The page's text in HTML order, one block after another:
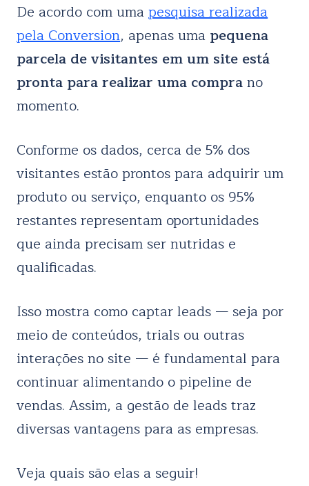
De acordo com umapesquisa realizada
pela Conversion, apenas uma pequena
parcela de visitantes em um site está
pronta para realizar uma comprano
momento.
Conforme os dados, cerca de 5% dos
visitantes estão prontos para adquirir um
produto ou serviço, enquanto os 95%
restantes representam oportunidades
que ainda precisam ser nutridas e
qualificadas.
Isso mostra como captar leads — seja por
meio de conteúdos, trials ou outras
interações no site — é fundamental para
continuar alimentando o pipeline de
vendas. Assim, a gestão de leads traz
diversas vantagens para as empresas.
Veja quais são elas a seguir!